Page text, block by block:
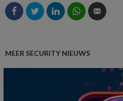
MEER SECURITY NIEUWS